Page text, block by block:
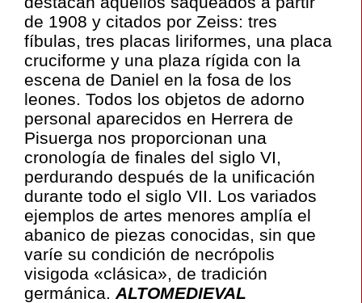
de 1908 y citados por Zeiss: tres
fíbulas, tres placas liriformes, una placa
cruciforme y una plaza rígida con la
escena de Daniel en la fosa de los
leones. Todos los objetos de adorno
personal aparecidos en Herrera de
Pisuerga nos proporcionan una
cronología de finales del siglo VI,
perdurando después de la unificación
durante todo el siglo VII. Los variados
ejemplos de artes menores amplía el
abanico de piezas conocidas, sin que
varíe su condición de necrópolis
visigoda «clásica», de tradición
germánica. ALTOMEDIEVAL